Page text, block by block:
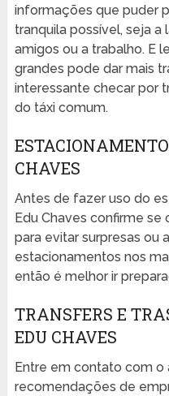
informações que puder
tranquila possível, seja a
amigos ou a trabalho. E
grandes pode dar mais
interessante checar por
do táxi comum.
CHAVES
Antes de fazer uso do
Edu Chaves confirme
para evitar surpresas ou
estacionamentos nos
então é melhor ir
TRANSFERS E
EDU CHAVES
Entre em contato com o
recomendações de